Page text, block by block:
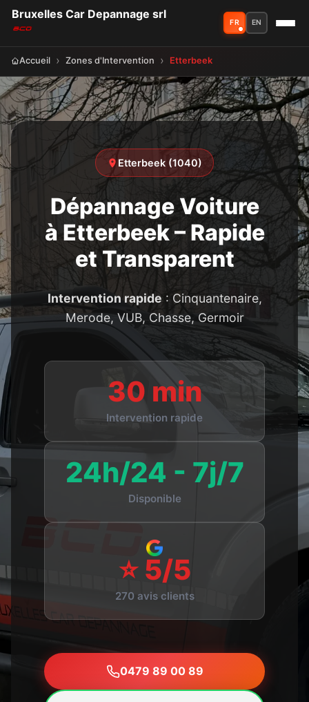
Bruxelles Car Depannage srl
FR EN
Accueil Zones d'Intervention Etterbeek
Etterbeek (1040)
Dépannage Voiture
à Etterbeek – Rapide
et Transparent
Intervention rapide : Cinquantenaire,
Merode, VUB, Chasse, Germoir
30 min
Intervention rapide
24h/24 - 7j/7
Disponible
⭐ 5/5
270 avis clients
0479 89 00 89